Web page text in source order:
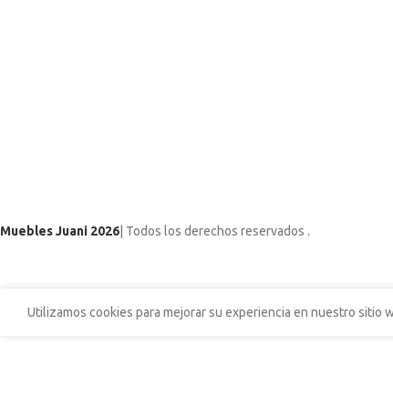
Muebles Juani 2026 | Todos los derechos reservados .
Utilizamos cookies para mejorar su experiencia en nuestro sitio